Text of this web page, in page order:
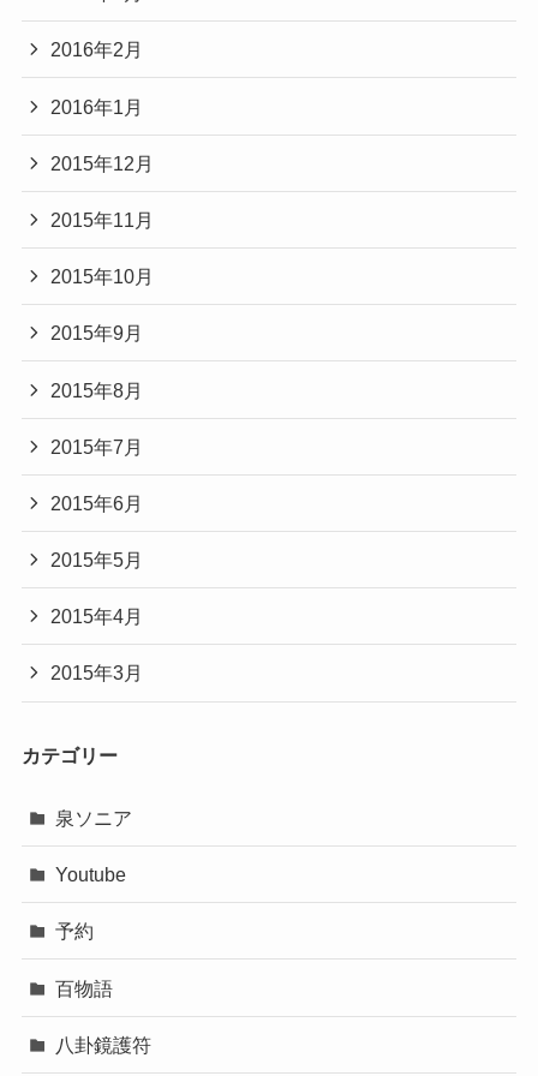
2016年2月
2016年1月
2015年12月
2015年11月
2015年10月
2015年9月
2015年8月
2015年7月
2015年6月
2015年5月
2015年4月
2015年3月
カテゴリー
泉ソニア
Youtube
予約
百物語
八卦鏡護符